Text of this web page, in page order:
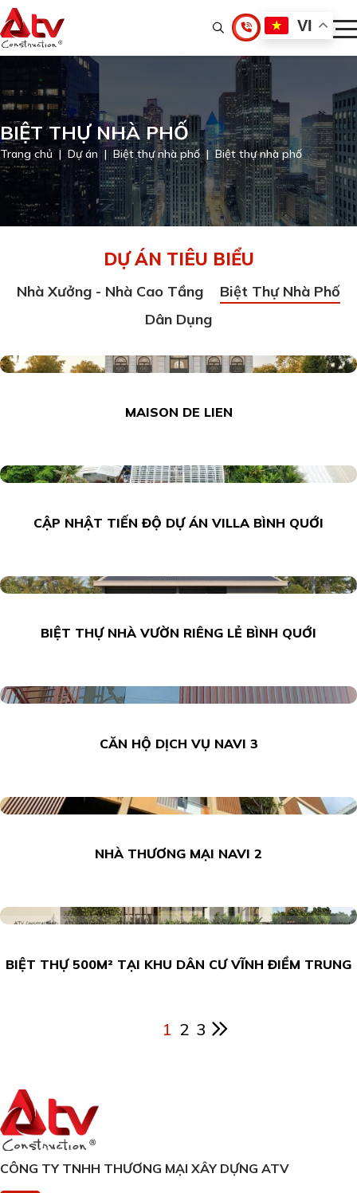
VI
BIỆT THỰ NHÀ PHỐ
Trang chủ Dự án Biệt thự nhà phố Biệt thự nhà phố
DỰ ÁN TIÊU BIỂU
Nhà Xưởng - Nhà Cao Tầng
Biệt Thự Nhà Phố
Dân Dụng
MAISON DE LIEN
CẬP NHẬT TIẾN ĐỘ DỰ ÁN VILLA BÌNH QUỚI
BIỆT THỰ NHÀ VƯỜN RIÊNG LẺ BÌNH QUỚI
CĂN HỘ DỊCH VỤ NAVI 3
NHÀ THƯƠNG MẠI NAVI 2
BIỆT THỰ 500M² TẠI KHU DÂN CƯ VĨNH ĐIỀM TRUNG
You're on page
1 2 3
CÔNG TY TNHH THƯƠNG MẠI XÂY DỰNG ATV